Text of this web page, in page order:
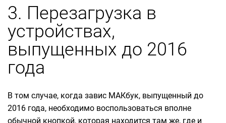
3. Перезагрузка в
устройствах,
выпущенных до 2016
года
В том случае, когда завис МАКбук, выпущенный до
2016 года, необходимо воспользоваться вполне
обычной кнопкой, которая находится там же, где и